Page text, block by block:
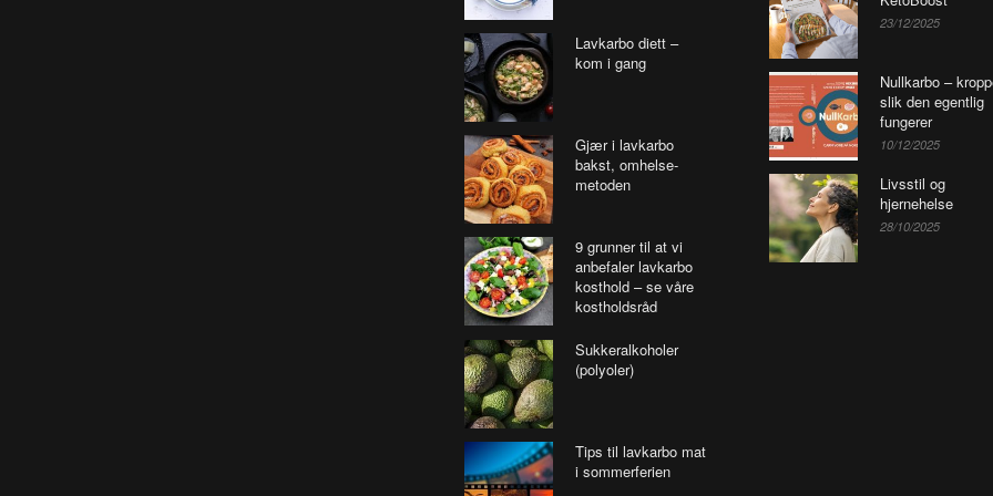
Lavkarbo diett –
kom i gang
Gjær i lavkarbo
bakst, omhelse-
metoden
9 grunner til at vi
anbefaler lavkarbo
kosthold – se våre
kostholdsråd
Sukkeralkoholer
(polyoler)
Tips til lavkarbo mat
i sommerferien
23/12/2025
Nullkarbo –
slik den egentlig
fungerer
10/12/2025
Livsstil og
hjernehelse
28/10/2025